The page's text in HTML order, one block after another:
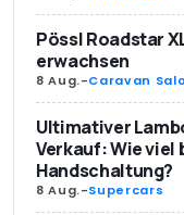
Pössl Roadstar
erwachsen
8 Aug.-Caravan
Ultimativer
Verkauf: Wie viel
Handschaltung?
8 Aug.-Supercars